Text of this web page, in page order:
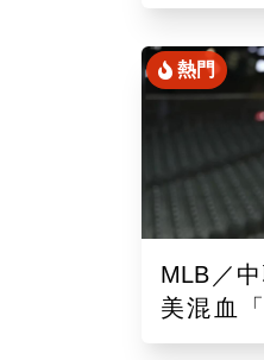
混血「龍
熱門
MLB／
美混血
DFA！